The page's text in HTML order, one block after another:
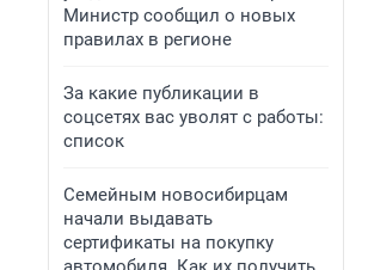
Министр сообщил о новых
правилах в регионе
За какие публикации в
соцсетях вас уволят с работы:
список
Семейным новосибирцам
начали выдавать
сертификаты на покупку